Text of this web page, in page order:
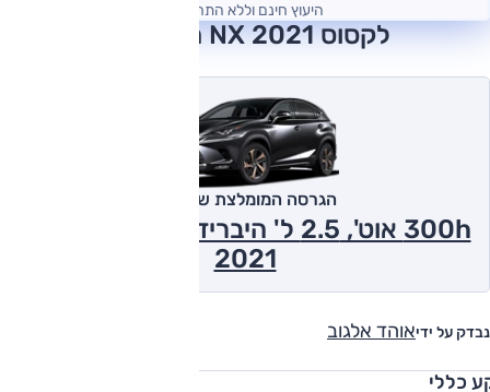
היעוץ חינם וללא התחייבות
לקסוס NX 2021 חוות דעת
נבדק על ידיאוהד אלגוב
הגרסה המומלצת של אוטו
2021
כללי